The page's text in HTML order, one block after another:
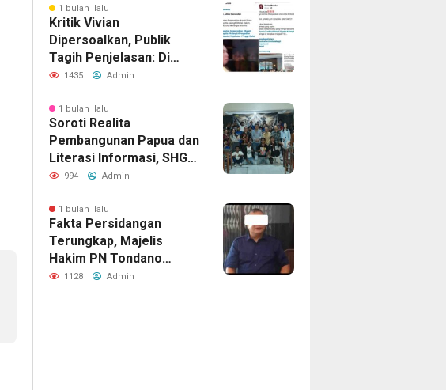
Dugaan Penipuan
1 bulan lalu
Kritik Vivian
Dipersoalkan, Publik
Tagih Penjelasan: Di
Mana Letak Kerugian
1435 Admin
1 bulan lalu
Soroti Realita
Pembangunan Papua dan
Literasi Informasi, SHG
Advokat Mengundang
“Pesta Babi” di
Yogyakarta
994 Admin
1 bulan lalu
Fakta Persidangan
Terungkap, Majelis
Hakim PN Tondano
Temukan Objek Putusan
1128 Admin